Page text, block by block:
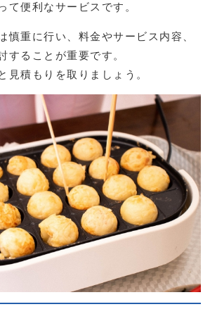
て便利なサービスです。
慎重に行い、料金やサービス内容、
することが重要です。
見積もりを取りましょう。